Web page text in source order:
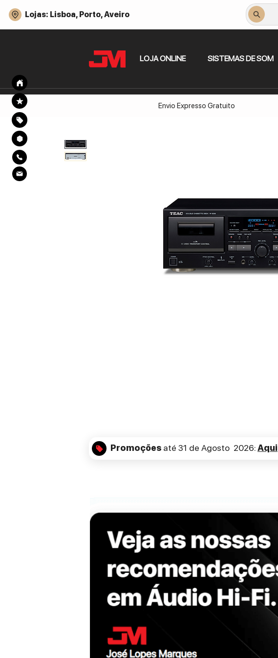
LOJA ONLINE SISTEMAS DE SOM
Lojas: Lisboa, Porto, Aveiro
Envio Expresso Gratuito
Promoções até 31 de Agosto 2026:Aqui